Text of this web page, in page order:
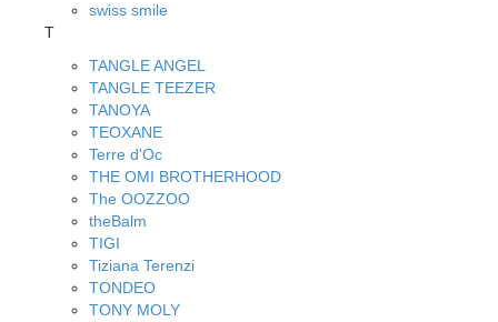
swiss smile
T
TANGLE ANGEL
TANGLE TEEZER
TANOYA
TEOXANE
Terre d'Oc
THE OMI BROTHERHOOD
The OOZZOO
theBalm
TIGI
Tiziana Terenzi
TONDEO
TONY MOLY